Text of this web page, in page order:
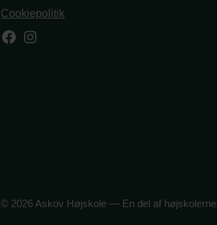
Cookiepolitik
Facebook
Instagram
© 2026 Askov Højskole — En del af højskolerne